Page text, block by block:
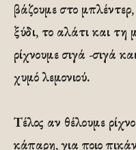
βάζουμε στο
ξύδι, το αλάτι και
ρίχνουμε σιγά -σιγά
χυμό λεμονιού.
Τέλος αν θέλουμε
κάπαρη, για ποιο